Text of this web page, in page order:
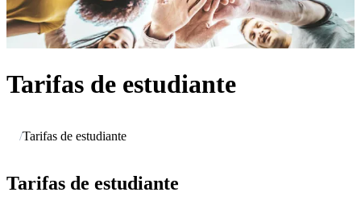
Tarifas de estudiante
/Tarifas de estudiante
Tarifas de estudiante